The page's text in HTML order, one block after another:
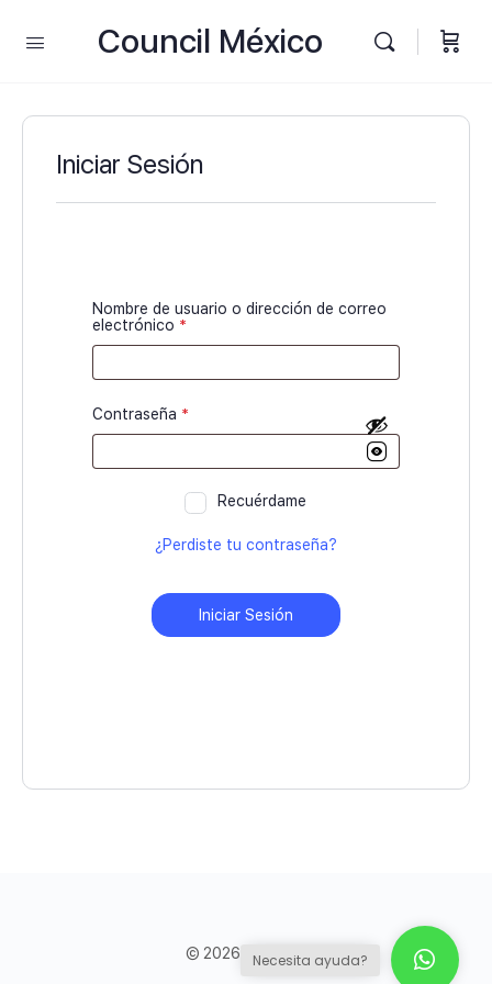
Council México
Iniciar Sesión
Nombre de usuario o dirección de correo
electrónico *
Contraseña *
Recuérdame
¿Perdiste tu contraseña?
Iniciar Sesión
© 2026 - CouncilNecesita ayuda?